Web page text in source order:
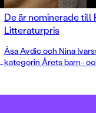
De är nominerade till
Litteraturpris
Åsa Avdic och Nina
kategorin Årets barn-